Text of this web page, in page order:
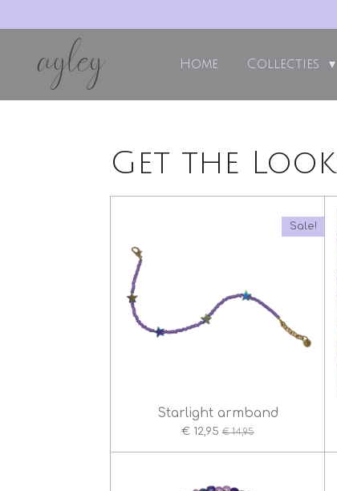
hoofdinhoud
Home Collecties
Get the
Sale!
Starlight armband
€ 12,95 € 14,95